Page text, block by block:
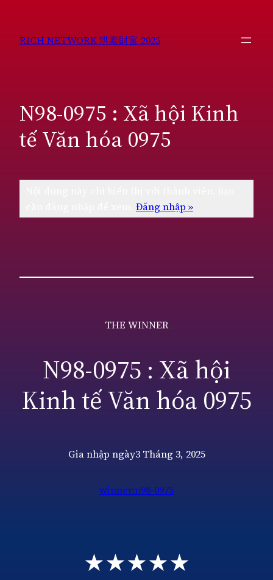
phầnRICH NETWORK 洪泰財富 2025
N98-0975 : Xã hội Kinh
tế Văn hóa 0975
Đăng nhập »
THE WINNER
N98-0975 : Xã hội
Kinh tế Văn hóa 0975
Gia nhập ngày3 Tháng 3, 2025
winner:n98-0975
★★★★★